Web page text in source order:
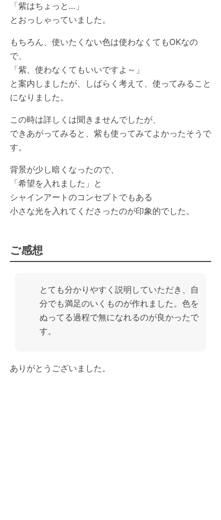
「紫はちょっと…」
とおっしゃっていました。
もちろん、使いたくない色は使わなくてもOKなの
で、
「紫、使わなくてもいいですよ～」
と案内しましたが、しばらく考えて、使ってみること
になりました。
この時は詳しくは聞きませんでしたが、
できあがってみると、紫も使ってみてよかったそうで
す。
背景が少し暗くなったので、
「希望を入れました」と
シャインアートのコンセプトでもある
小さな光を入れてくださったのが印象的でした。
ご感想
とても分かりやすく説明していただき、自
分でも満足のいくものが作れました。色を
ぬってる過程で無になれるのが良かったで
す。
ありがとうございました。